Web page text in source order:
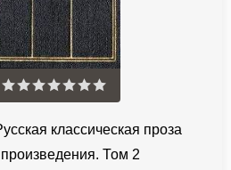
классическая проза
Том 2